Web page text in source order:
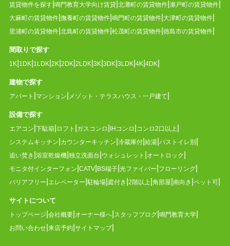
賃貸物件を探す 鳴門教育大学向け賃貸 北灘町の賃貸物件 瀬戸町の賃貸物件
大麻町の賃貸物件 撫養町の賃貸物件 鳴門町の賃貸物件 大津町の賃貸物件
里浦町の賃貸物件 北島町の賃貸物件 松茂町の賃貸物件 徳島市の賃貸物件
間取りで探す
1K 1DK 1LDK 2K 2DK 2LDK 3K 3DK 3LDK 4K 4DK
建物で探す
アパート マンション メゾット・テラスハウス・一戸建て
設備で探す
エアコン 下駄箱 ロフト ガスコンロ IHコンロ コンロ2口以上
システムキッチン カウンターキッチン 冷蔵庫付 給湯 バストイレ別
追い焚き 浴室乾燥機 独立洗面台 ウォシュレット オートロック
モニタ付インターフォン CATV BS端子 光ファイバー フローリング
バリアフリー エレベーター 駐輪場 庭付き 2階以上 角部屋 南向き ペット可
サイトについて
トップページ 会社概要 オーナー様へ スタッフブログ 鳴門教育大学
お問い合わせ 来店予約 サイトマップ